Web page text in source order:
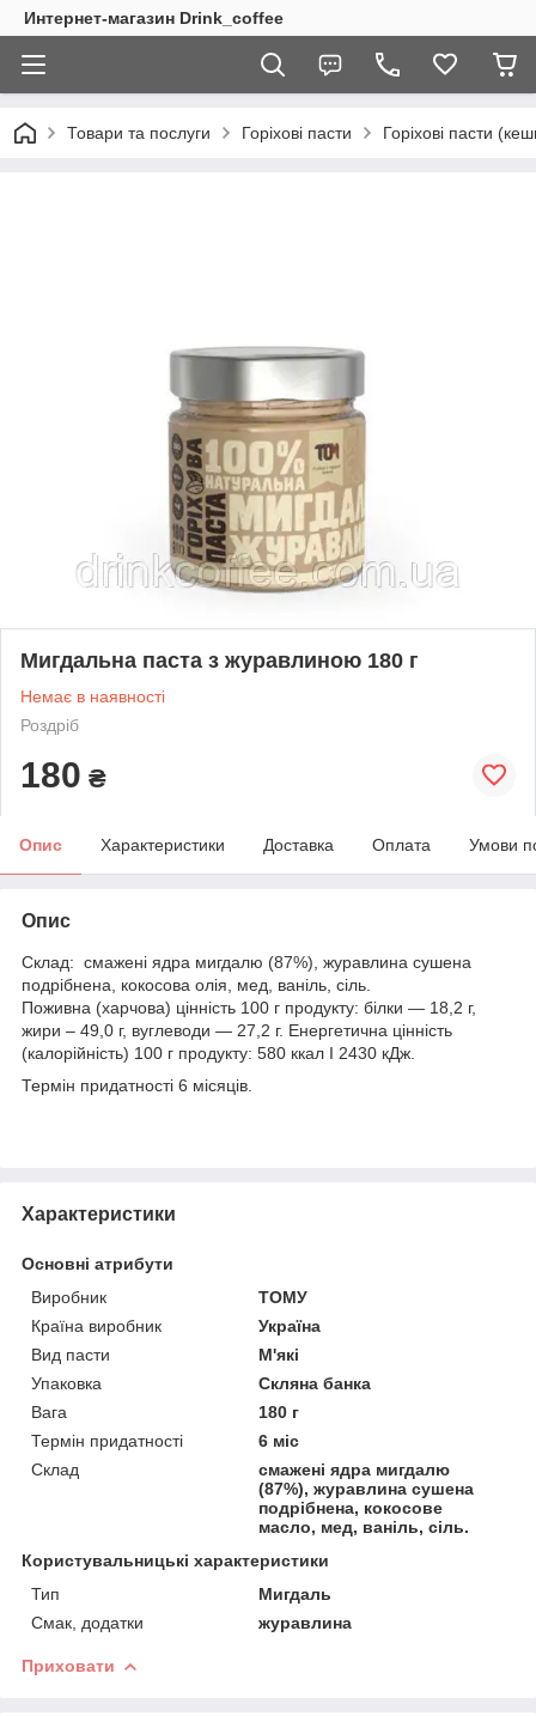
Интернет-магазин Drink_coffee
Товари та послуги Горіхові пасти Горіхові пасти
Мигдальна паста з журавлиною 180 г
Немає в наявності
Роздріб
180 ₴
Опис Характеристики Доставка Оплата Умови
Опис
Склад: смажені ядра мигдалю (87%), журавлина сушена
подрібнена, кокосова олія, мед, ваніль, сіль.
Поживна (харчова) цінність 100 г продукту: білки — 18,2 г,
жири – 49,0 г, вуглеводи — 27,2 г. Енергетична цінність
(калорійність) 100 г продукту: 580 ккал I 2430 кДж.
Термін придатності 6 місяців.
Характеристики
Основні атрибути
Виробник
ТОМУ
Країна виробник
Україна
Вид пасти
М'які
Упаковка
Скляна банка
Вага
180 г
Термін придатності
6 міс
Склад
смажені ядра мигдалю
(87%), журавлина сушена
подрібнена, кокосове
масло, мед, ваніль, сіль.
Користувальницькі характеристики
Тип
Мигдаль
Смак, додатки
журавлина
Приховати